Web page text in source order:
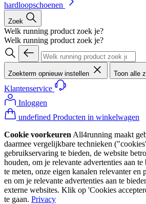
hardloopschoenen
Zoek
Welk running product zoek je?
Welk running product zoek je?
Zoekterm opnieuw instellen Toon alle
Klantenservice
Inloggen
undefined Producten in winkelwagen
Cookie voorkeuren All4running maakt
daarmee vergelijkbare technieken
gebruikservaring te bieden, de website
houden, om je relevante advertenties aan
te meten, onze eigen kanalen relevanter en
en om je relevante advertenties aan te
externe websites. Klik op 'Cookies
te gaan. Privacy